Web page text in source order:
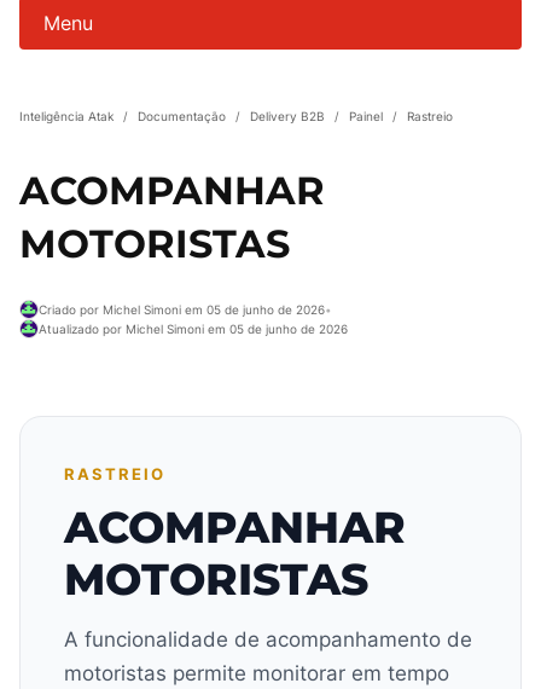
Menu
Inteligência Atak / Documentação / Delivery B2B / Painel / Rastreio
ACOMPANHAR
MOTORISTAS
Criado por Michel Simoni em 05 de junho de 2026•
Atualizado por Michel Simoni em 05 de junho de 2026
RASTREIO
ACOMPANHAR
MOTORISTAS
A funcionalidade de acompanhamento de
motoristas permite monitorar em tempo